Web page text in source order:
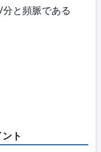
と頻脈である
ト